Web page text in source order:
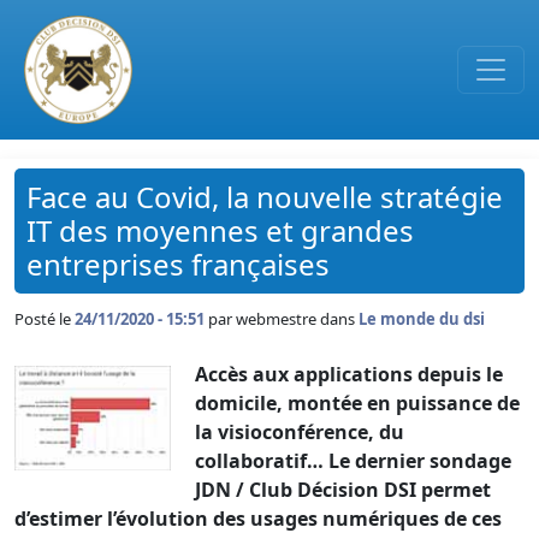
Passer au contenu principal
Face au Covid, la nouvelle stratégie
IT des moyennes et grandes
entreprises françaises
Posté le24/11/2020 - 15:51 parwebmestre dans Le monde du dsi
Accès aux applications depuis le
domicile, montée en puissance de
la visioconférence, du
collaboratif… Le dernier sondage
JDN / Club Décision DSI permet
d’estimer l’évolution des usages numériques de ces